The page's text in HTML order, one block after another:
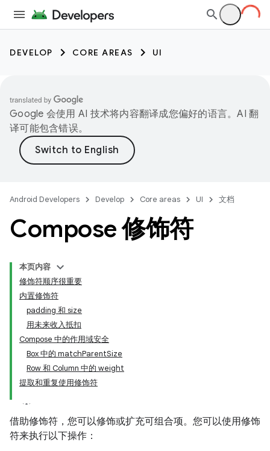
DEVELOP CORE AREAS UI
Google 会使用 AI 技术将内容翻译成您偏好的语言。AI 翻
译可能包含错误。
Android Developers Develop Core areas UI 文档
Compose 修饰符
本页内容
修饰符顺序很重要
内置修饰符
padding 和 size
用未来收入抵扣
Compose 中的作用域安全
Box 中的 matchParentSize
Row 和 Column 中的 weight
提取和重复使用修饰符
借助修饰符，您可以修饰或扩充可组合项。您可以使用修饰
符来执行以下操作：